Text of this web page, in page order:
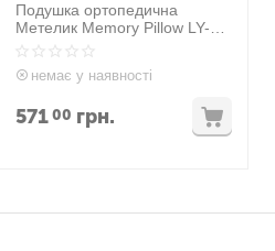
Подушка ортопедична
Метелик Memory Pillow LY-
1132
немає у наявності
57100 грн.